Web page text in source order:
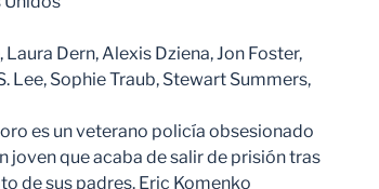
Laura Dern, Alexis Dziena, Jon Foster,
Lee, Sophie Traub, Stewart Summers,
es un veterano policía obsesionado
joven que acaba de salir de prisión tras
de sus padres. Eric Komenko